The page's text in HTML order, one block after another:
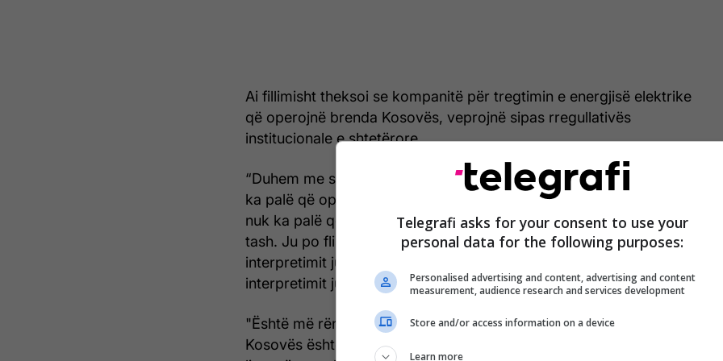
Ai fillimisht theksoi se kompanitë për tregtimin e energjisë elektrike
që operojnë brenda Kosovës, veprojnë sipas rregullativës
institucionale e shtetërore.
“Duhem me sqaruar këtu, se në tregun e brendshëm të Kosovës nuk
ka palë që operon pa licencë. Në tregun e brendshëm të Kosovës
nuk ka palë që operon pa licencë. Kjo ka ndodhë edhe më parë dhe
tash. Ju po flisni për tregtim ndërkufitar, por ne kemi vepruar sipas
interpretimit juridik që ka qenë në atë kohë, dhe pas ndërmarrjes së
interpretimit juridik, ne kemi ndërprerë këtë aktivitet".
"Është më rëndësi të theksohet se parimi ose fryma e ligjit të
Kosovës është i bazuar në direktivat e BE-së. Këto direktiva e njohin
Telegrafi asks for your consent to use your
personal data for the following purposes:
Personalised advertising and content, advertising and content
measurement, audience research and services development
Store and/or access information on a device
Learn more